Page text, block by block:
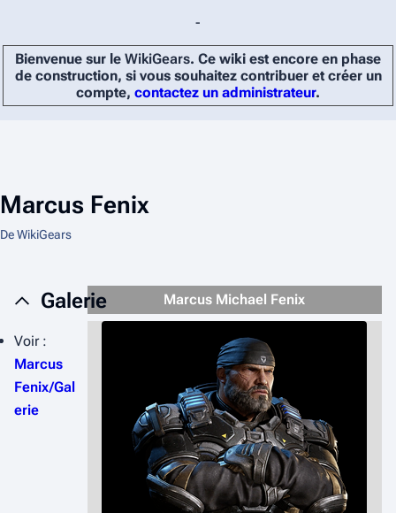
-
Bienvenue sur le WikiGears. Ce wiki est encore en phase
de construction, si vous souhaitez contribuer et créer un
compte, contactez un administrateur.
Marcus Fenix
De WikiGears
Marcus Michael Fenix
Galerie
Voir :
Marcus
Fenix/Gal
erie